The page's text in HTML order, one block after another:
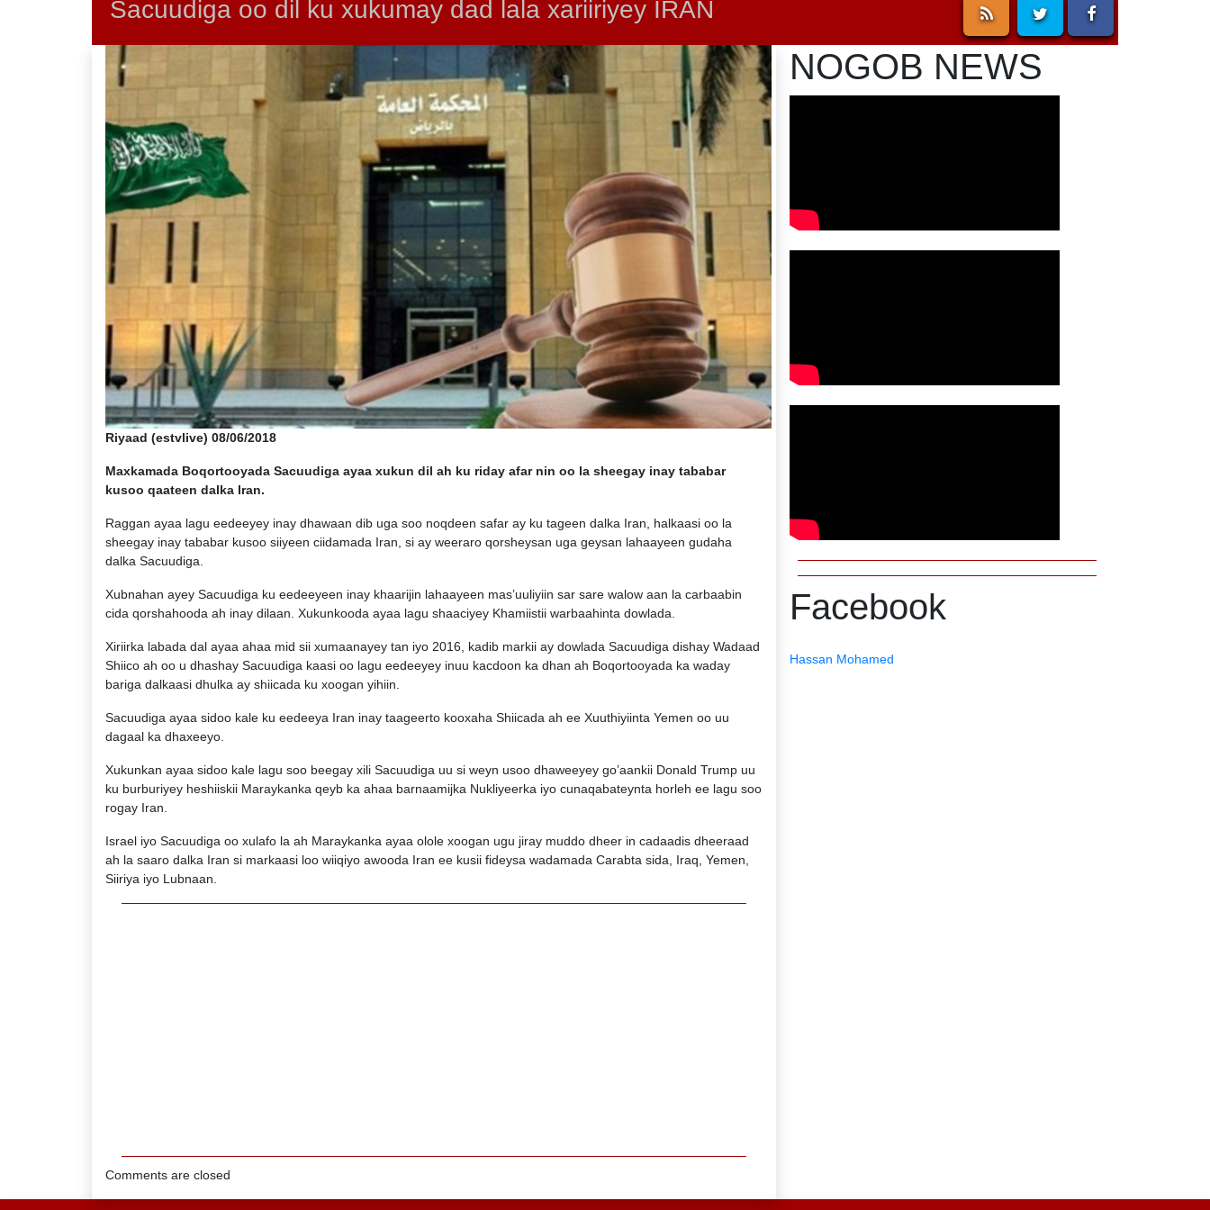
Sacuudiga oo dil ku xukumay dad lala xariiriyey IRAN
Riyaad (estvlive) 08/06/2018
Maxkamada Boqortooyada Sacuudiga ayaa xukun dil ah ku riday afar nin oo la sheegay inay tababar
kusoo qaateen dalka Iran.
Raggan ayaa lagu eedeeyey inay dhawaan dib uga soo noqdeen safar ay ku tageen dalka Iran, halkaasi oo la
sheegay inay tababar kusoo siiyeen ciidamada Iran, si ay weeraro qorsheysan uga geysan lahaayeen gudaha
dalka Sacuudiga.
Xubnahan ayey Sacuudiga ku eedeeyeen inay khaarijin lahaayeen mas’uuliyiin sar sare walow aan la carbaabin
cida qorshahooda ah inay dilaan. Xukunkooda ayaa lagu shaaciyey Khamiistii warbaahinta dowlada.
Xiriirka labada dal ayaa ahaa mid sii xumaanayey tan iyo 2016, kadib markii ay dowlada Sacuudiga dishay Wadaad
Shiico ah oo u dhashay Sacuudiga kaasi oo lagu eedeeyey inuu kacdoon ka dhan ah Boqortooyada ka waday
bariga dalkaasi dhulka ay shiicada ku xoogan yihiin.
Sacuudiga ayaa sidoo kale ku eedeeya Iran inay taageerto kooxaha Shiicada ah ee Xuuthiyiinta Yemen oo uu
dagaal ka dhaxeeyo.
Xukunkan ayaa sidoo kale lagu soo beegay xili Sacuudiga uu si weyn usoo dhaweeyey go’aankii Donald Trump uu
ku burburiyey heshiiskii Maraykanka qeyb ka ahaa barnaamijka Nukliyeerka iyo cunaqabateynta horleh ee lagu soo
rogay Iran.
Israel iyo Sacuudiga oo xulafo la ah Maraykanka ayaa olole xoogan ugu jiray muddo dheer in cadaadis dheeraad
ah la saaro dalka Iran si markaasi loo wiiqiyo awooda Iran ee kusii fideysa wadamada Carabta sida, Iraq, Yemen,
Siiriya iyo Lubnaan.
Comments are closed
NOGOB NEWS
Facebook
Hassan Mohamed